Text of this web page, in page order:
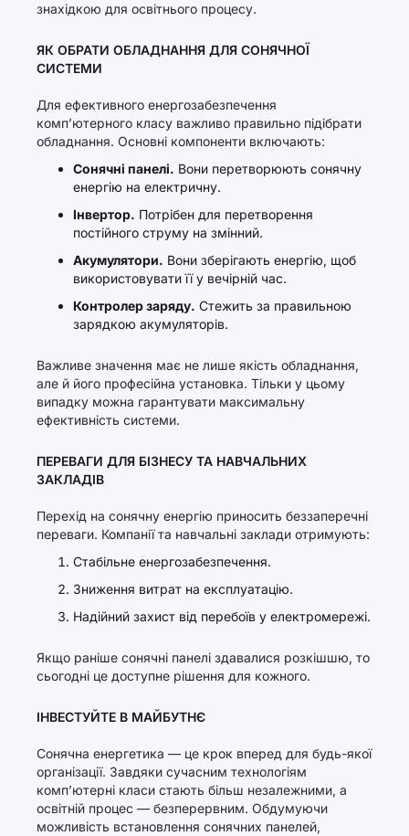
знахідкою для освітнього процесу.
ЯК ОБРАТИ ОБЛАДНАННЯ ДЛЯ СОНЯЧНОЇ
СИСТЕМИ
Для ефективного енергозабезпечення
комп’ютерного класу важливо правильно підібрати
обладнання. Основні компоненти включають:
Сонячні панелі. Вони перетворюють сонячну
енергію на електричну.
Інвертор. Потрібен для перетворення
постійного струму на змінний.
Акумулятори. Вони зберігають енергію, щоб
використовувати її у вечірній час.
Контролер заряду. Стежить за правильною
зарядкою акумуляторів.
Важливе значення має не лише якість обладнання,
але й його професійна установка. Тільки у цьому
випадку можна гарантувати максимальну
ефективність системи.
ПЕРЕВАГИ ДЛЯ БІЗНЕСУ ТА НАВЧАЛЬНИХ
ЗАКЛАДІВ
Перехід на сонячну енергію приносить беззаперечні
переваги. Компанії та навчальні заклади отримують:
Стабільне енергозабезпечення.
Зниження витрат на експлуатацію.
Надійний захист від перебоїв у електромережі.
Якщо раніше сонячні панелі здавалися розкішшю, то
сьогодні це доступне рішення для кожного.
ІНВЕСТУЙТЕ В МАЙБУТНЄ
Сонячна енергетика — це крок вперед для будь-якої
організації. Завдяки сучасним технологіям
комп’ютерні класи стають більш незалежними, а
освітній процес — безперервним. Обдумуючи
можливість встановлення сонячних панелей,